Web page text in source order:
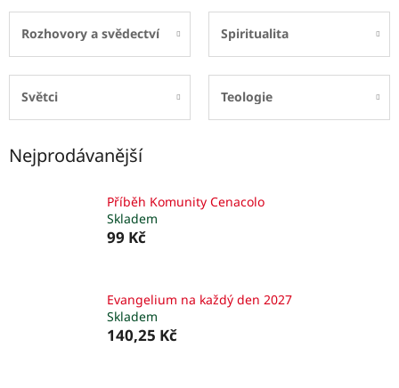
Rozhovory a svědectví Spiritualita
Světci Teologie
Nejprodávanější
Příběh Komunity Cenacolo
Skladem
99 Kč
Evangelium na každý den 2027
Skladem
140,25 Kč